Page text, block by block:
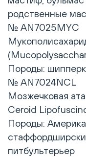
родственные
№ AN7025MYC
Породы:
№ AN7024NCL
Мозжечковая
Ceroid
Породы:
питбультерьер